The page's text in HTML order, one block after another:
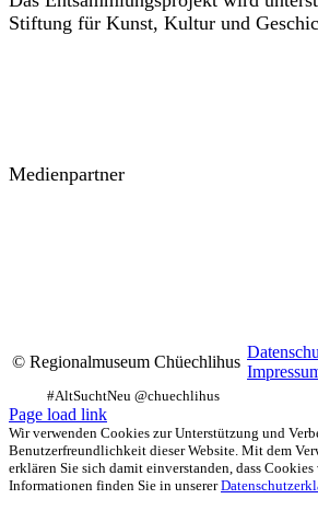
Stiftung für Kunst, Kultur und
Medienpartner
© Regionalmuseum Chüechlihus
Facebook
Instagram
YouTube
Page load link
Wir verwenden Cookies zur Unterstützung und
Benutzerfreundlichkeit dieser Website. Mit dem
erklären Sie sich damit einverstanden, dass
Informationen finden Sie in unserer